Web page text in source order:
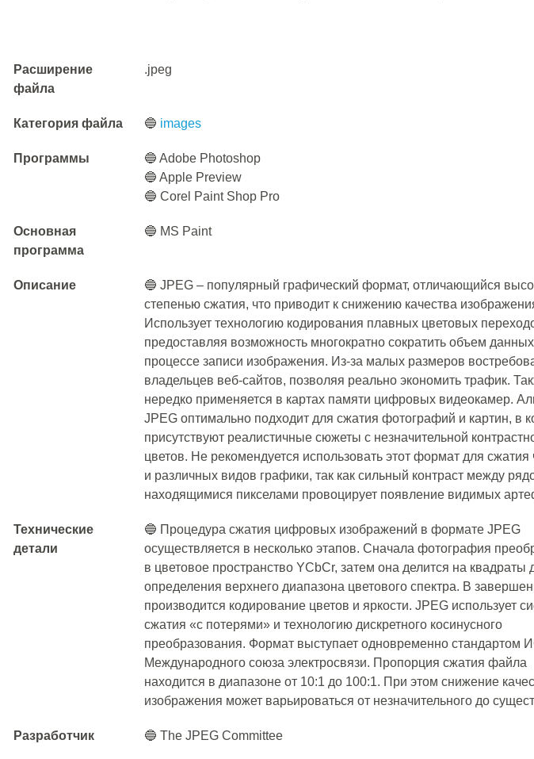
Расширение
файла
.jpeg
Категория файла 🔵 images
Программы
🔵 Adobe Photoshop
🔵 Apple Preview
🔵 Corel Paint Shop Pro
Основная
программа
🔵 MS Paint
Описание
🔵 JPEG – популярный графический формат, отличающийся
степенью сжатия, что приводит к снижению качества
Использует технологию кодирования плавных цветовых
предоставляя возможность многократно сократить объем
процессе записи изображения. Из-за малых размеров
владельцев веб-сайтов, позволяя реально экономить трафик.
нередко применяется в картах памяти цифровых видеокамер.
JPEG оптимально подходит для сжатия фотографий и картин, в
присутствуют реалистичные сюжеты с незначительной
цветов. Не рекомендуется использовать этот формат для сжатия
и различных видов графики, так как сильный контраст между
находящимися пикселами провоцирует появление видимых
Технические
детали
🔵 Процедура сжатия цифровых изображений в формате JPEG
осуществляется в несколько этапов. Сначала фотография
в цветовое пространство YCbCr, затем она делится на квадраты
определения верхнего диапазона цветового спектра. В
производится кодирование цветов и яркости. JPEG использует
сжатия «с потерями» и технологию дискретного косинусного
преобразования. Формат выступает одновременно стандартом
Международного союза электросвязи. Пропорция сжатия файла
находится в диапазоне от 10:1 до 100:1. При этом снижение
изображения может варьироваться от незначительного до
Разработчик 🔵 The JPEG Committee